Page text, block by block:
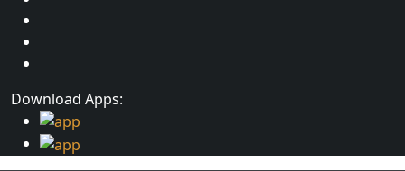
Download Apps: